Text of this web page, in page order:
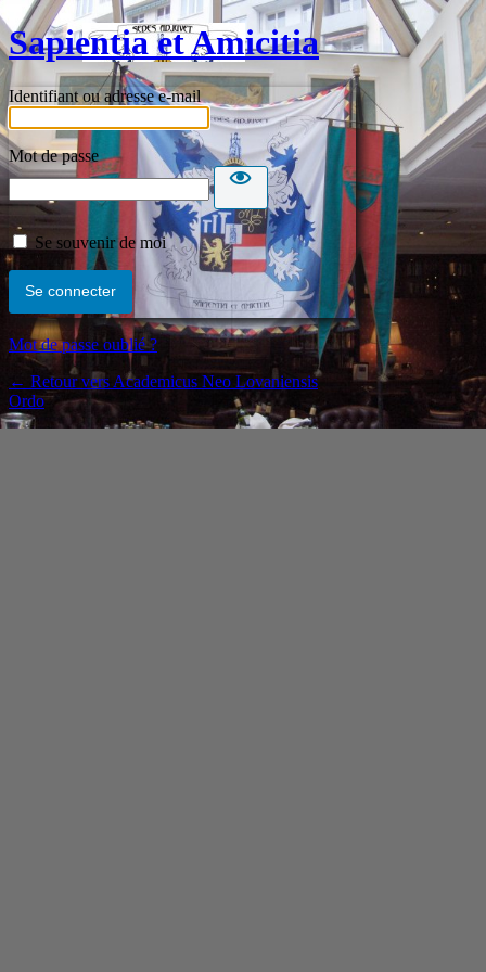
Sapientia et Amicitia
Identifiant ou adresse e-mail
Mot de passe
Se souvenir de moi
Mot de passe oublié ?
← Retour vers Academicus Neo Lovaniensis
Ordo